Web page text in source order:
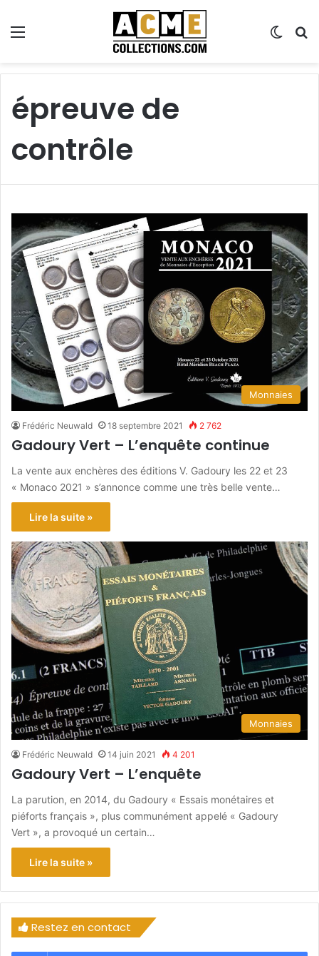
épreuve de
contrôle
Monnaies
Frédéric Neuwald 18 septembre 2021 2 762
Gadoury Vert – L’enquête continue
La vente aux enchères des éditions V. Gadoury les 22 et 23
« Monaco 2021 » s’annonce comme une très belle vente…
Lire la suite »
Monnaies
Frédéric Neuwald 14 juin 2021 4 201
Gadoury Vert – L’enquête
La parution, en 2014, du Gadoury « Essais monétaires et
piéforts français », plus communément appelé « Gadoury
Vert », a provoqué un certain…
Lire la suite »
Restez en contact